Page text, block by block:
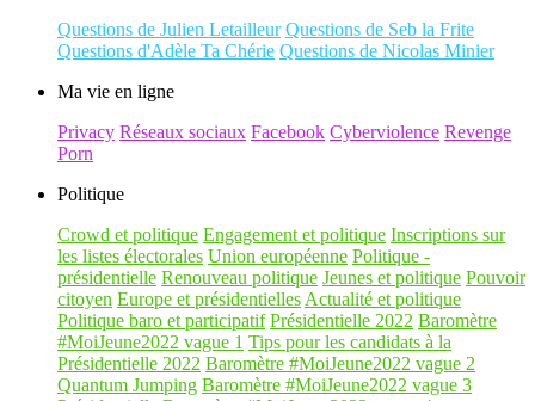
Questions de Julien Letailleur Questions de Seb la Frite
Questions d'Adèle Ta Chérie Questions de Nicolas Minier
Ma vie en ligne
Privacy Réseaux sociaux Facebook Cyberviolence Revenge
Porn
Politique
Crowd et politique Engagement et politique Inscriptions sur
les listes électorales Union européenne Politique -
présidentielle Renouveau politique Jeunes et politique Pouvoir
citoyen Europe et présidentielles Actualité et politique
Politique baro et participatif Présidentielle 2022 Baromètre
#MoiJeune2022 vague 1 Tips pour les candidats à la
Présidentielle 2022 Baromètre #MoiJeune2022 vague 2
Quantum Jumping Baromètre #MoiJeune2022 vague 3